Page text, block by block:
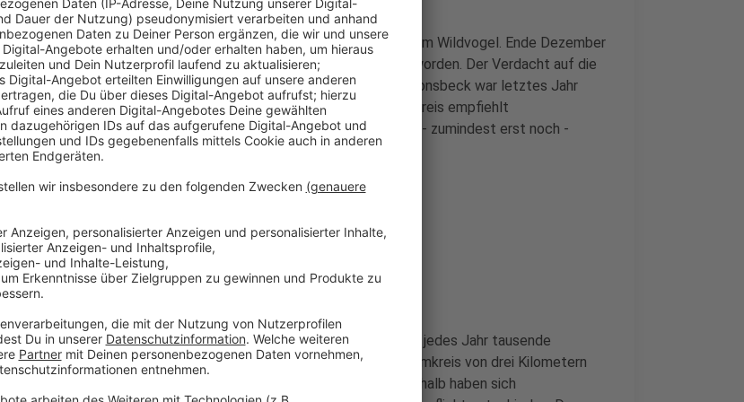
Im Kreis Wesel gibt es den zweiten Fall von Geflügelpest bei einem Wildvogel. Ende Dezember
war auf der Bislicher Insel in Xanten ein toter Bussard gefunden worden. Der Verdacht auf die
hochansteckende Vogelgrippe hat sich jetzt bestätigt. Auch in Sonsbeck war letztes Jahr
schon eine Graugans positiv auf das Virus getestet worden. Der Kreis empfiehlt
Geflügelhaltern, ihre Tiere aufzustallen. Auf eine Pflicht wird aber - zumindest erst noch -
verzichtet.
Anzeige
Nur wenige Geflügelhaltungen in Fundortnähe
Anzeige
In dem Naturschutzgebiet rund um die Bislicher Insel überwintern jedes Jahr tausende
Wildgänse, die aus der Arktis kommen. Geflügelhalter gibt es im Umkreis von drei Kilometern
um den Fundort in Xanten aber vergleichsweise wenige. Auch deshalb haben sich